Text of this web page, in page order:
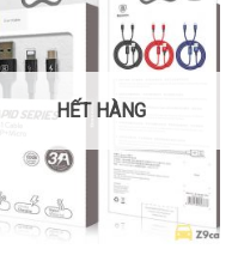
vào
yêu
thích
HẾT HÀNG